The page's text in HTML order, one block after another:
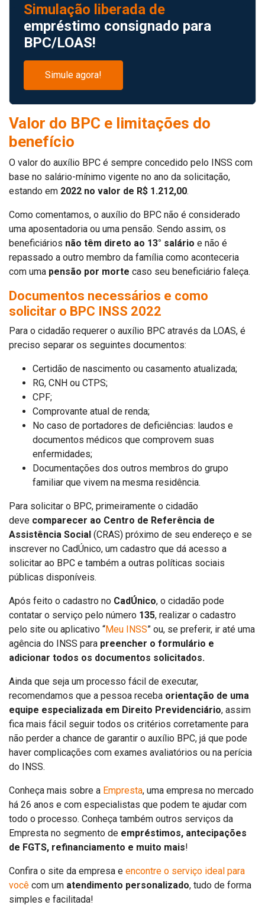
Simulação liberada de
empréstimo consignado para
BPC/LOAS!
Simule agora!
Valor do BPC e limitações do
benefício
O valor do auxílio BPC é sempre concedido pelo INSS com
base no salário-mínimo vigente no ano da solicitação,
estando em 2022 no valor de R$ 1.212,00.
Como comentamos, o auxílio do BPC não é considerado
uma aposentadoria ou uma pensão. Sendo assim, os
beneficiários não têm direto ao 13° salário e não é
repassado a outro membro da família como aconteceria
com uma pensão por morte caso seu beneficiário faleça.
Documentos necessários e como
solicitar o BPC INSS 2022
Para o cidadão requerer o auxílio BPC através da LOAS, é
preciso separar os seguintes documentos:
Certidão de nascimento ou casamento atualizada;
RG, CNH ou CTPS;
CPF;
Comprovante atual de renda;
No caso de portadores de deficiências: laudos e
documentos médicos que comprovem suas
enfermidades;
Documentações dos outros membros do grupo
familiar que vivem na mesma residência.
Para solicitar o BPC, primeiramente o cidadão
deve comparecer ao Centro de Referência de
Assistência Social (CRAS) próximo de seu endereço e se
inscrever no CadÚnico, um cadastro que dá acesso a
solicitar ao BPC e também a outras políticas sociais
públicas disponíveis.
Após feito o cadastro no CadÚnico, o cidadão pode
contatar o serviço pelo número 135, realizar o cadastro
pelo site ou aplicativo “Meu INSS” ou, se preferir, ir até uma
agência do INSS para preencher o formulário e
adicionar todos os documentos solicitados.
Ainda que seja um processo fácil de executar,
recomendamos que a pessoa receba orientação de uma
equipe especializada em Direito Previdenciário, assim
fica mais fácil seguir todos os critérios corretamente para
não perder a chance de garantir o auxílio BPC, já que pode
haver complicações com exames avaliatórios ou na perícia
do INSS.
Conheça mais sobre a Empresta, uma empresa no mercado
há 26 anos e com especialistas que podem te ajudar com
todo o processo. Conheça também outros serviços da
Empresta no segmento de empréstimos, antecipações
de FGTS, refinanciamento e muito mais!
Confira o site da empresa e encontre o serviço ideal para
você com um atendimento personalizado, tudo de forma
simples e facilitada!